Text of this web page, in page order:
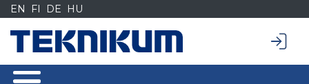
Siirry
sisältöön
EN FI DE HU